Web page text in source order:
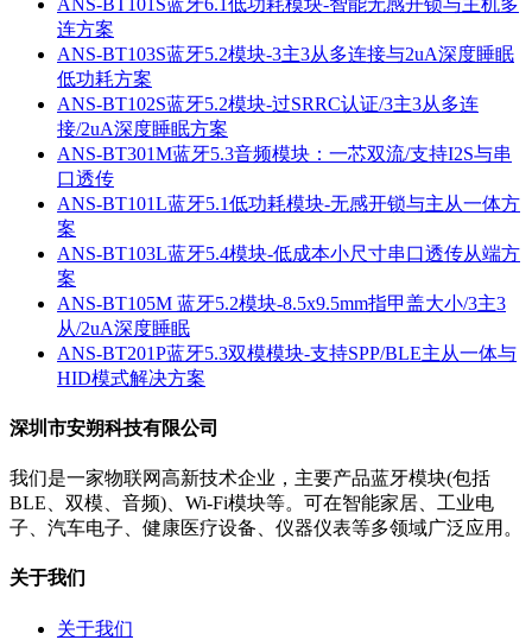
连方案
ANS-BT103S蓝牙5.2模块-3主3从多连接与2uA深度睡眠
低功耗方案
ANS-BT102S蓝牙5.2模块-过SRRC认证/3主3从多连
接/2uA深度睡眠方案
ANS-BT301M蓝牙5.3音频模块：一芯双流/支持I2S与串
口透传
ANS-BT101L蓝牙5.1低功耗模块-无感开锁与主从一体方
案
ANS-BT103L蓝牙5.4模块-低成本小尺寸串口透传从端方
案
ANS-BT105M 蓝牙5.2模块-8.5x9.5mm指甲盖大小/3主3
从/2uA深度睡眠
ANS-BT201P蓝牙5.3双模模块-支持SPP/BLE主从一体与
HID模式解决方案
深圳市安朔科技有限公司
我们是一家物联网高新技术企业，主要产品蓝牙模块(包括
BLE、双模、音频)、Wi-Fi模块等。可在智能家居、工业电
子、汽车电子、健康医疗设备、仪器仪表等多领域广泛应用。
关于我们
关于我们